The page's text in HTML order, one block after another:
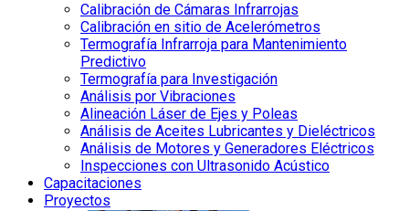
Calibración de Cámaras Infrarrojas
Calibración en sitio de Acelerómetros
Termografía Infrarroja para Mantenimiento
Predictivo
Termografía para Investigación
Análisis por Vibraciones
Alineación Láser de Ejes y Poleas
Análisis de Aceites Lubricantes y Dieléctricos
Análisis de Motores y Generadores Eléctricos
Inspecciones con Ultrasonido Acústico
Capacitaciones
Proyectos